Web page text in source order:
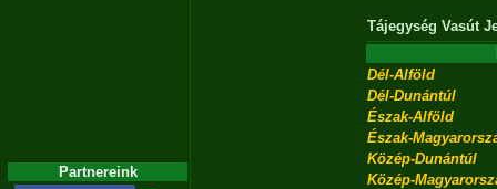
Partnereink
Tájegység Vasút
Dél-Alföld
Dél-Dunántúl
Észak-Alföld
Észak-
Közép-Dunántúl
Közép-